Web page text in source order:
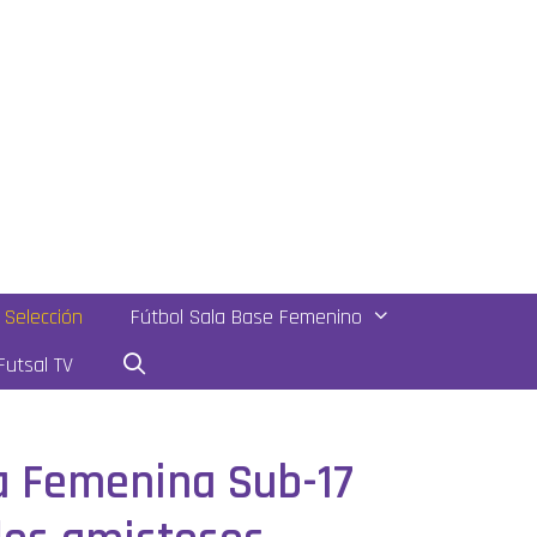
Selección
Fútbol Sala Base Femenino
TV
Sub-17